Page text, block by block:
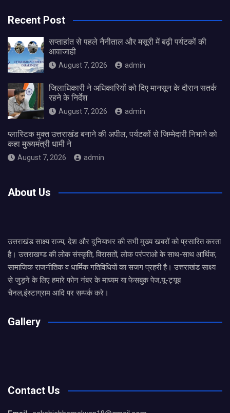
Recent Post
सप्ताहांत से पहले नैनीताल और मसूरी में बढ़ी पर्यटकों की
आवाजाही
August 7, 2026 admin
जिलाधिकारी ने अधिकारियों को दिए मानसून के दौरान सतर्क
रहने के निर्देश
August 7, 2026 admin
प्लास्टिक मुक्त उत्तराखंड बनाने की अपील, पर्यटकों से जिम्मेदारी निभाने को
कहा मुख्यमंत्री धामी ने
August 7, 2026 admin
About Us
उत्तराखंड साक्ष्य राज्य, देश और दुनियाभर की सभी मुख्य खबरों को प्रसारित करता
है। उत्तराखण्ड की लोक संस्कृति, विरासतों, लोक परंपराओ के साथ-साथ आर्थिक,
सामाजिक राजनीतिक व धार्मिक गतिविधियों का सजग प्रहरी है। उत्तराखंड साक्ष्य
से जुड़ने के लिए हमारे फोन नंबर के माध्यम या फेसबुक पेज,यू-ट्यूब
चैनल,इंस्टाग्राम आदि पर सम्पर्क करे।
Gallery
Contact Us